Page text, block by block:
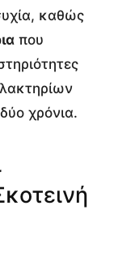
καθώς
που
χρόνια.